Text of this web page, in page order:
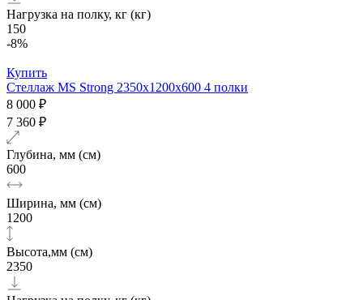
Нагрузка на полку, кг (кг)
150
-8%
Купить
Стеллаж MS Strong 2350х1200x600 4 полки
8 000 ₽
7 360 ₽
Глубина, мм (см)
600
Ширина, мм (см)
1200
Высота,мм (см)
2350